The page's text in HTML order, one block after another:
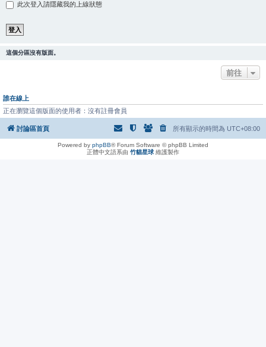
此次登入請隱藏我的上線狀態
這個分區沒有版面。
前往
誰在線上
正在瀏覽這個版面的使用者：沒有註冊會員
討論區首頁 所有顯示的時間為 UTC+08:00
Powered by phpBB® Forum Software © phpBB Limited
正體中文語系由 竹貓星球 維護製作